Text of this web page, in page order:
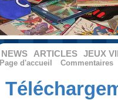
NEWS ARTICLES JEUX
Page d'accueil Commentaires